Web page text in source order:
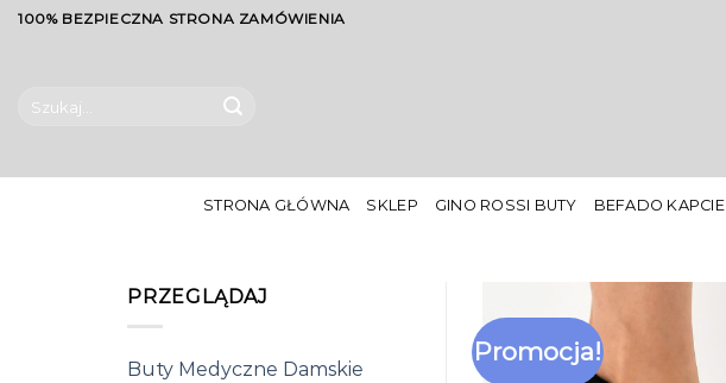
Skip100% BEZPIECZNA STRONA ZAMÓWIENIA
STRONA GŁÓWNA SKLEP GINO ROSSI BUTY BEFADO KAPCIE
PRZEGLĄDAJ
Buty Medyczne Damskie
Promocja!